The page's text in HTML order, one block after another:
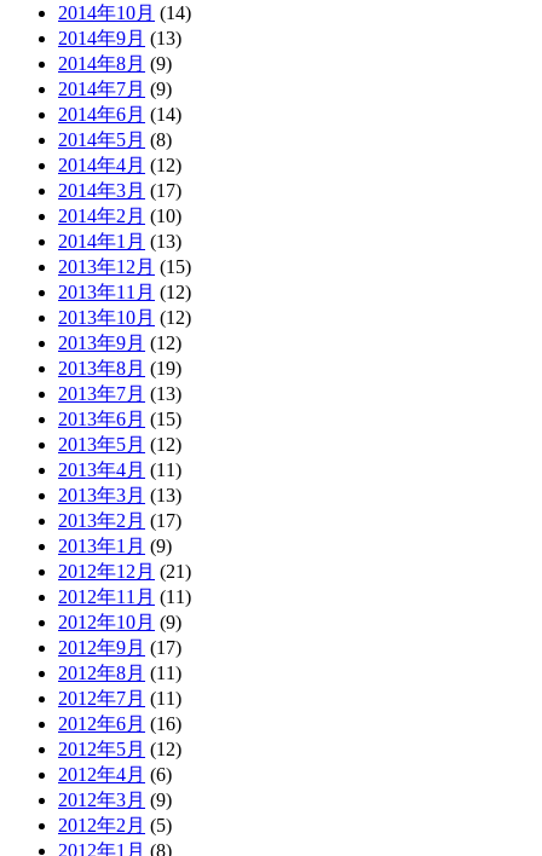
2014年10月 (14)
2014年9月 (13)
2014年8月 (9)
2014年7月 (9)
2014年6月 (14)
2014年5月 (8)
2014年4月 (12)
2014年3月 (17)
2014年2月 (10)
2014年1月 (13)
2013年12月 (15)
2013年11月 (12)
2013年10月 (12)
2013年9月 (12)
2013年8月 (19)
2013年7月 (13)
2013年6月 (15)
2013年5月 (12)
2013年4月 (11)
2013年3月 (13)
2013年2月 (17)
2013年1月 (9)
2012年12月 (21)
2012年11月 (11)
2012年10月 (9)
2012年9月 (17)
2012年8月 (11)
2012年7月 (11)
2012年6月 (16)
2012年5月 (12)
2012年4月 (6)
2012年3月 (9)
2012年2月 (5)
2012年1月 (8)